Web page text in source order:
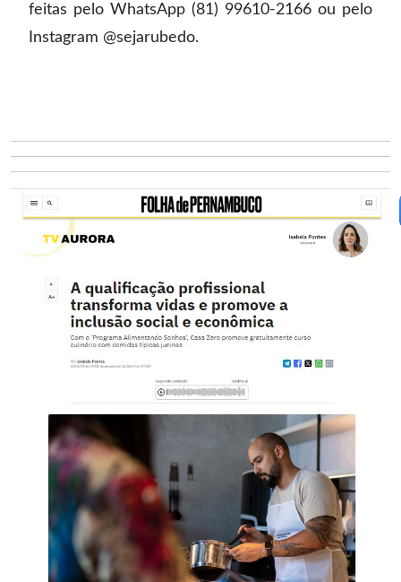
feitas pelo WhatsApp (81) 99610-2166 ou pelo
Instagram @sejarubedo.